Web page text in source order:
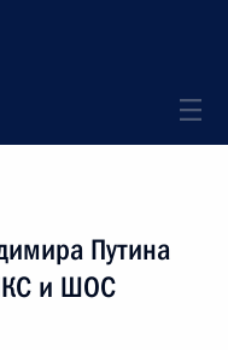
Путина
и ШОС